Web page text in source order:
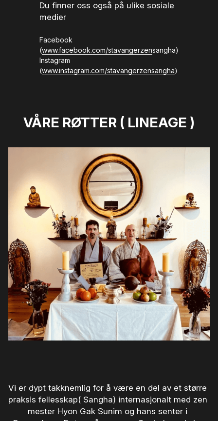
Du finner oss også på ulike sosiale
medier
Facebook
(www.facebook.com/stavangerzensangha)
Instagram
(www.instagram.com/stavangerzensangha)
VÅRE RØTTER ( LINEAGE )
Vi er dypt takknemlig for å være en del av et større
praksis fellesskap( Sangha) internasjonalt med zen
mester Hyon Gak Sunim og hans senter i